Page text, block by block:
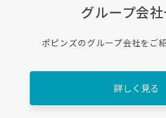
グループ会
ポピンズのグループ会社をご
詳しく見る